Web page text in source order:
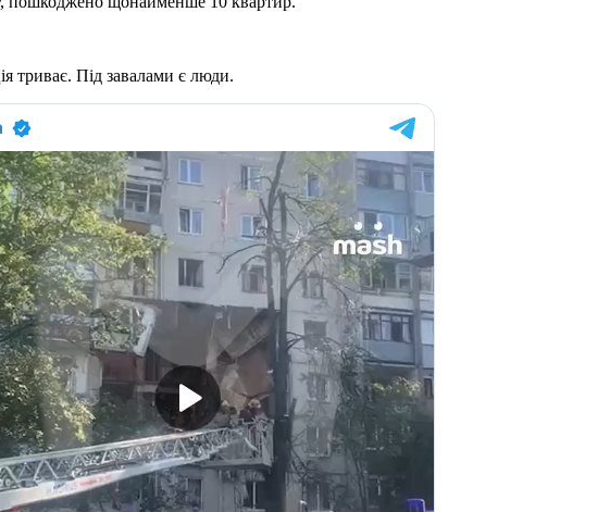
триває. Під завалами є люди.